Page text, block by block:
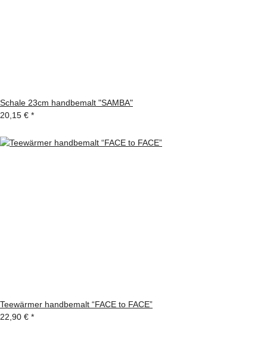
Schale 23cm handbemalt "SAMBA"
20,15 € *
Teewärmer handbemalt “FACE to FACE”
22,90 € *